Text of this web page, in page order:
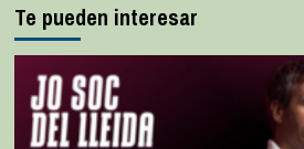
Te pueden interesar